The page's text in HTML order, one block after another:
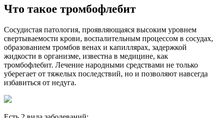
Что такое тромбофлебит
Сосудистая патология, проявляющаяся высоким уровнем
свертываемости крови, воспалительным процессом в сосудах,
образованием тромбов венах и капиллярах, задержкой
жидкости в организме, известна в медицине, как
тромбофлебит. Лечение народными средствами не только
уберегает от тяжелых последствий, но и позволяют навсегда
избавиться от недуга.